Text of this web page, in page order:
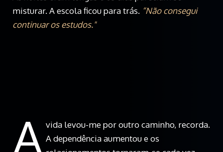
misturar. A escola ficou para trás. “Não consegui
continuar os estudos."
A vida levou-me por outro caminho, recorda.
A dependência aumentou e os